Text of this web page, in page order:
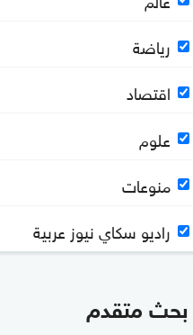
رياضة
اقتصاد
علوم
منوعات
راديو سكاي نيوز عربية
بحث متقدم